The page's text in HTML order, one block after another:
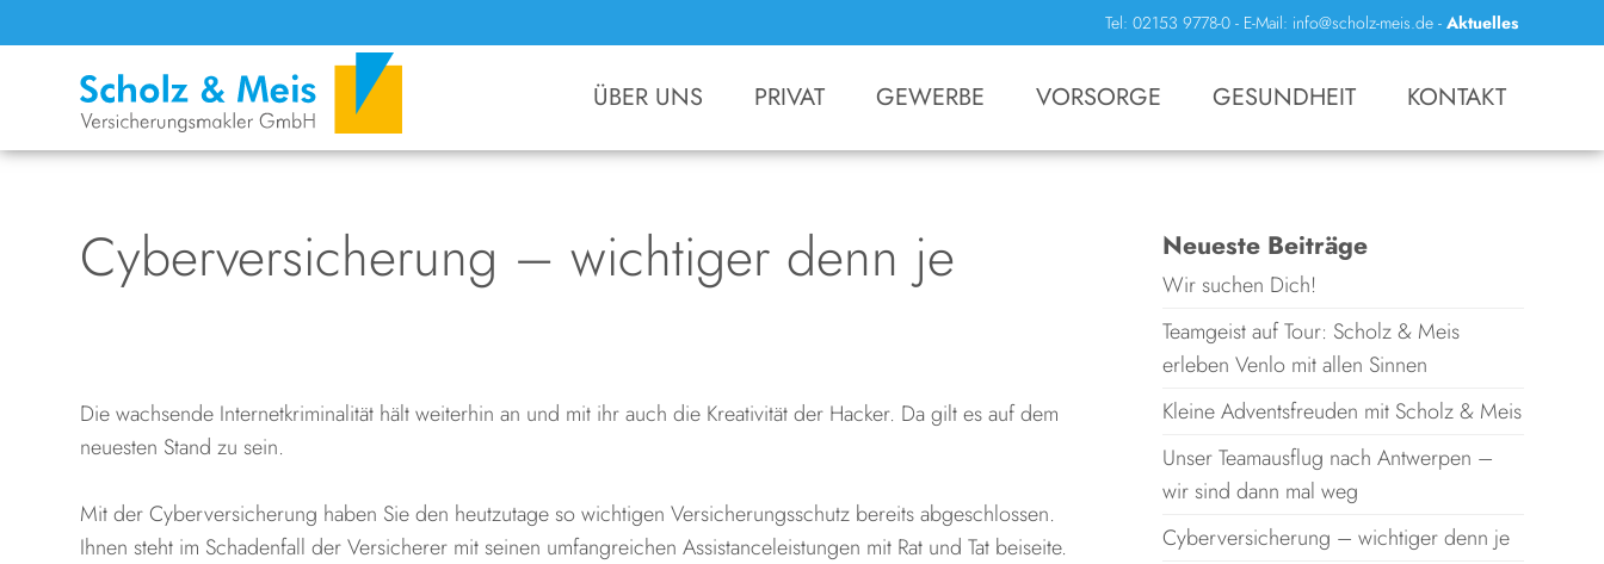
Tel: 02153 9778-0 - E-Mail: info@scholz-meis.de -Aktuelles
ÜBER UNS PRIVAT GEWERBE VORSORGE GESUNDHEIT KONTAKT
Cyberversicherung – wichtiger denn je
Die wachsende Internetkriminalität hält weiterhin an und mit ihr auch die Kreativität der Hacker. Da gilt es auf dem
neuesten Stand zu sein.
Mit der Cyberversicherung haben Sie den heutzutage so wichtigen Versicherungsschutz bereits abgeschlossen.
Ihnen steht im Schadenfall der Versicherer mit seinen umfangreichen Assistanceleistungen mit Rat und Tat beiseite.
Neueste Beiträge
Wir suchen Dich!
Teamgeist auf Tour: Scholz & Meis
erleben Venlo mit allen Sinnen
Kleine Adventsfreuden mit Scholz & Meis
Unser Teamausflug nach Antwerpen –
wir sind dann mal weg
Cyberversicherung – wichtiger denn je